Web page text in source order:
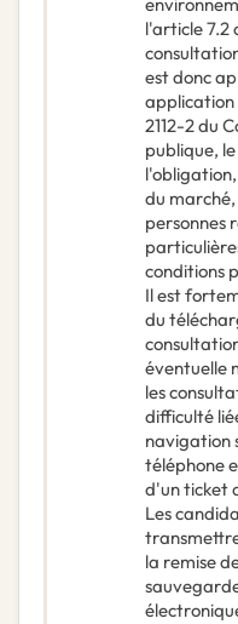
l'article 7.2
est donc
application
2112-2 du
publique,
du
personnes
conditions
Il est
du
éventuelle
les
difficulté
navigation
téléphone
d'un ticket
Les
la remise